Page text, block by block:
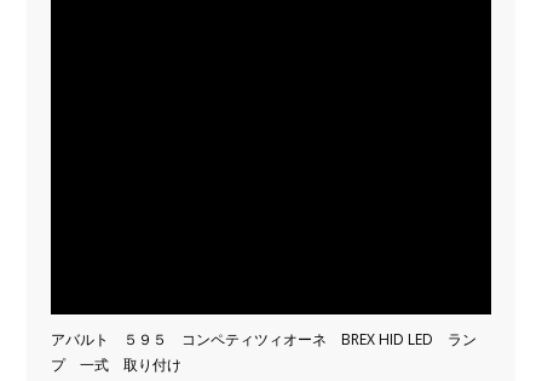
アバルト ５９５ コンペティツィオーネ BREX HID LED ラン
プ 一式 取り付け